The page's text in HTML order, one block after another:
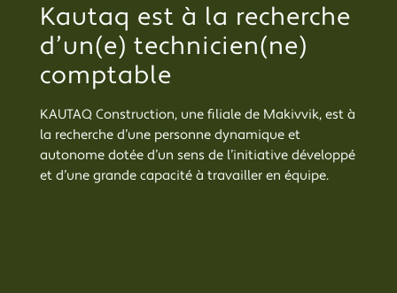
Kautaq est à la recherche
d’un(e) technicien(ne)
comptable
KAUTAQ Construction, une filiale de Makivvik, est à
la recherche d’une personne dynamique et
autonome dotée d’un sens de l’initiative développé
et d’une grande capacité à travailler en équipe.